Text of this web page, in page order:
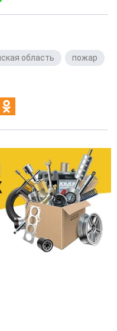
область пожар